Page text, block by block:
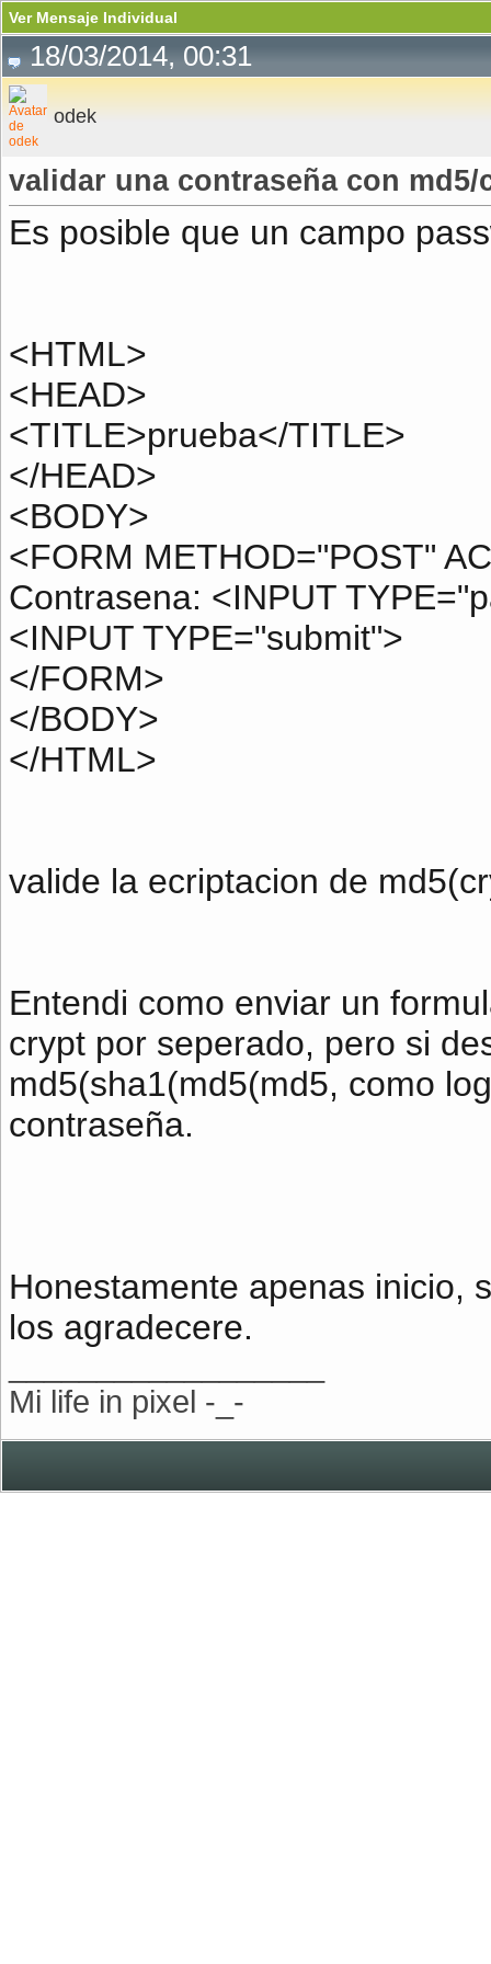
Ver Mensaje Individual
18/03/2014, 00:31
odek
validar una contraseña con
Es posible que un campo
<HTML>
<HEAD>
<TITLE>prueba</TITLE>
</HEAD>
<BODY>
<FORM METHOD="POST"
Contrasena: <INPUT
<INPUT TYPE="submit">
</FORM>
</BODY>
</HTML>
valide la ecriptacion de
Entendi como enviar un
crypt por seperado, pero si
md5(sha1(md5(md5, como
contraseña.
Honestamente apenas inicio,
los agradecere.
Mi life in pixel -_-